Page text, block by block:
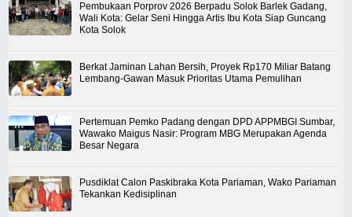
Pembukaan Porprov 2026 Berpadu Solok Barlek Gadang,
Wali Kota: Gelar Seni Hingga Artis Ibu Kota Siap Guncang
Kota Solok
Berkat Jaminan Lahan Bersih, Proyek Rp170 Miliar Batang
Lembang-Gawan Masuk Prioritas Utama Pemulihan
Pertemuan Pemko Padang dengan DPD APPMBGI Sumbar,
Wawako Maigus Nasir: Program MBG Merupakan Agenda
Besar Negara
Pusdiklat Calon Paskibraka Kota Pariaman, Wako Pariaman
Tekankan Kedisiplinan